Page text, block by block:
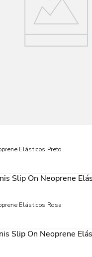
Elásticos Preto
Elásticos Rosa